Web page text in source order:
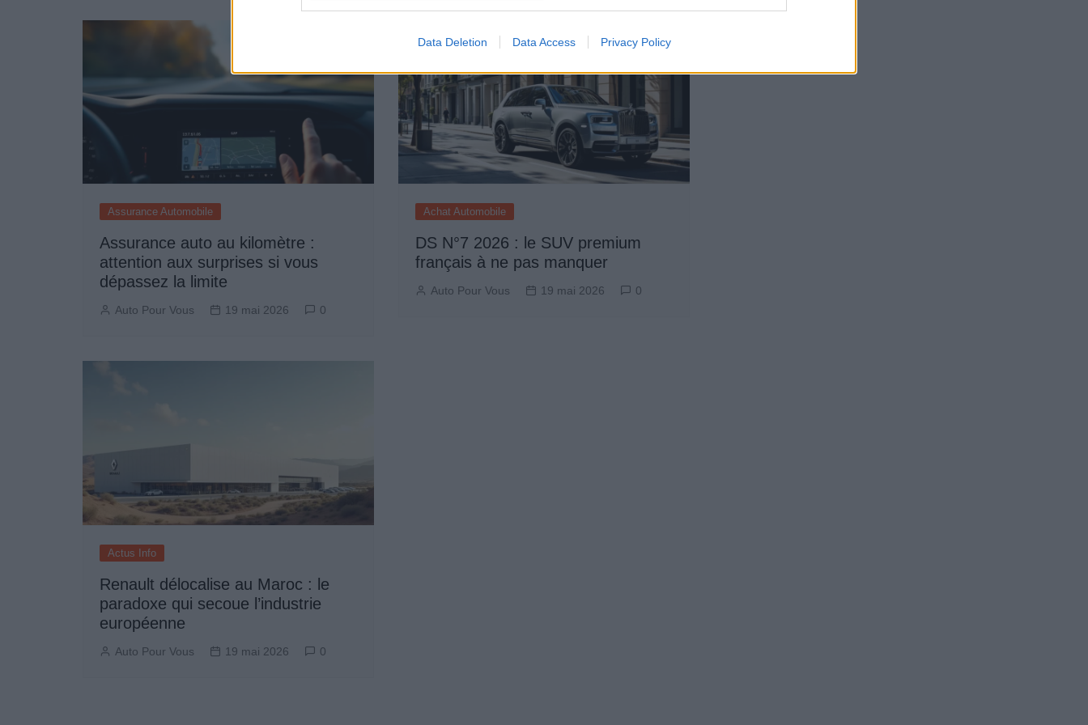
Data Deletion Data Access Privacy Policy
Assurance Automobile
Assurance auto au kilomètre :
attention aux surprises si vous
dépassez la limite
Auto Pour Vous 19 mai 2026 0
Achat Automobile
DS N°7 2026 : le SUV premium
français à ne pas manquer
Auto Pour Vous 19 mai 2026 0
Actus Info
Renault délocalise au Maroc : le
paradoxe qui secoue l’industrie
européenne
Auto Pour Vous 19 mai 2026 0